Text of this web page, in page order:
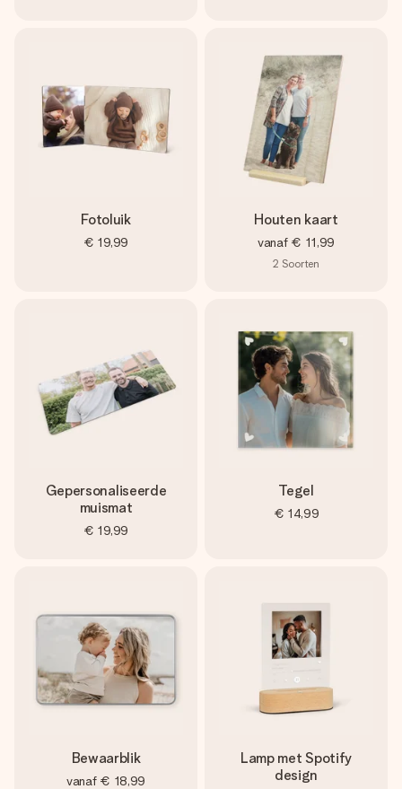
Fotoluik
€ 19,99
Houten kaart
vanaf € 11,99
2 Soorten
Gepersonaliseerde
muismat
€ 19,99
Tegel
€ 14,99
Bewaarblik
vanaf € 18,99
Lamp met Spotify
design